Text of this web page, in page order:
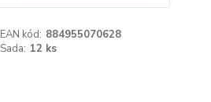
EAN kód: 884955070628
Sada: 12 ks